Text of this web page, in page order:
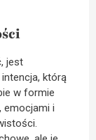
jest
którą
w formie
emocjami i